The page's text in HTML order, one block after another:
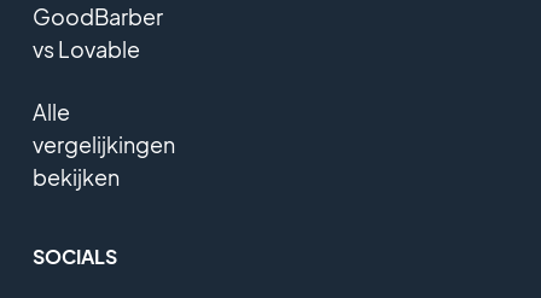
GoodBarber
vs Lovable
Alle
vergelijkingen
bekijken
SOCIALS